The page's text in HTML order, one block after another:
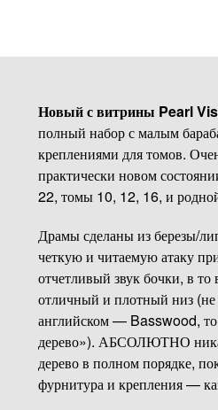
Новый с витрины Pearl
полный набор с малым
креплениями для томов.
практически новом
22, томы 10, 12, 16, и
Драмы сделаны из березы/
четкую и читаемую атаку
отчетливый звук бочки, в
отличный и плотный низ (не
английском — Basswood, то
дерево»). АБСОЛЮТНО
дерево в полном порядке,
фурнитура и крепления —